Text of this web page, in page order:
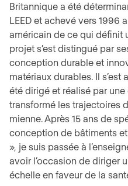
Britannique a été
LEED et achevé vers 1996
américain de ce qui définit
projet s’est distingué par
conception durable et
matériaux durables. Il s’est
été dirigé et réalisé par
transformé les trajectoires
mienne. Après 15 ans de
conception de bâtiments
», je suis passée à
avoir l’occasion de diriger
échelle en faveur de la